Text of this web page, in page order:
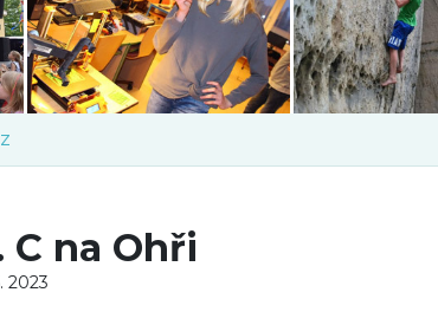
C na Ohři
2023